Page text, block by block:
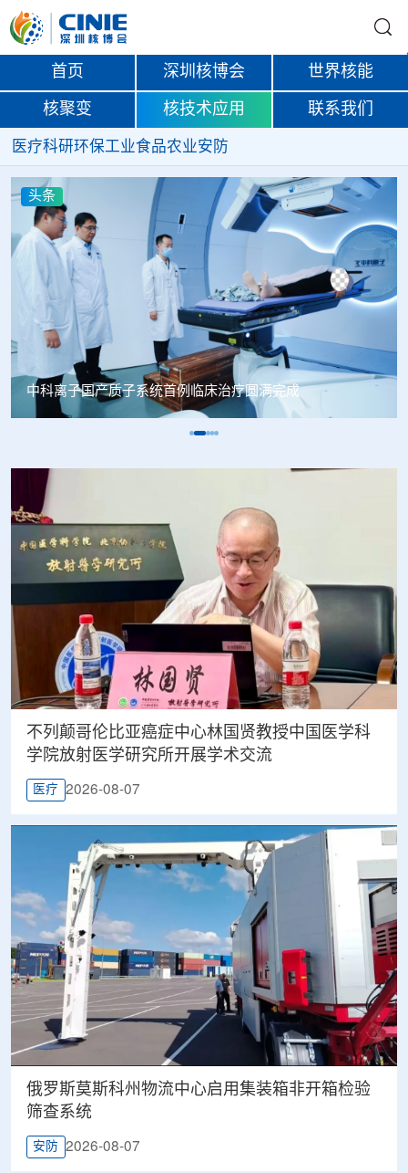
首页 深圳核博会 世界核能
核聚变 核技术应用 联系我们
医疗科研环保工业食品农业安防
头条
韩国忠清北道上半年农水产品放射性检测结果达标
不列颠哥伦比亚癌症中心林国贤教授中国医学科
学院放射医学研究所开展学术交流
医疗 2026-08-07
俄罗斯莫斯科州物流中心启用集装箱非开箱检验
筛查系统
安防 2026-08-07